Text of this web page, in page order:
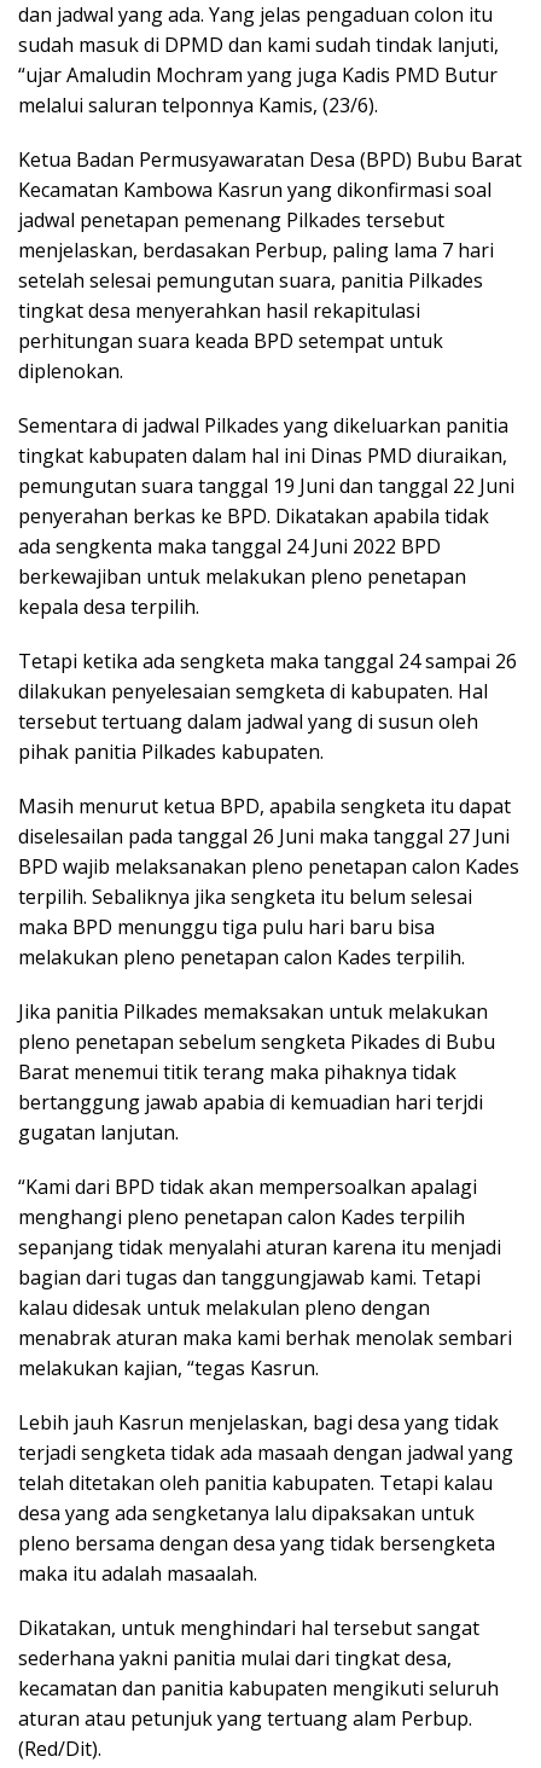
dan jadwal yang ada. Yang jelas pengaduan colon itu
sudah masuk di DPMD dan kami sudah tindak lanjuti,
“ujar Amaludin Mochram yang juga Kadis PMD Butur
melalui saluran telponnya Kamis, (23/6).
Ketua Badan Permusyawaratan Desa (BPD) Bubu Barat
Kecamatan Kambowa Kasrun yang dikonfirmasi soal
jadwal penetapan pemenang Pilkades tersebut
menjelaskan, berdasakan Perbup, paling lama 7 hari
setelah selesai pemungutan suara, panitia Pilkades
tingkat desa menyerahkan hasil rekapitulasi
perhitungan suara keada BPD setempat untuk
diplenokan.
Sementara di jadwal Pilkades yang dikeluarkan panitia
tingkat kabupaten dalam hal ini Dinas PMD diuraikan,
pemungutan suara tanggal 19 Juni dan tanggal 22 Juni
penyerahan berkas ke BPD. Dikatakan apabila tidak
ada sengkenta maka tanggal 24 Juni 2022 BPD
berkewajiban untuk melakukan pleno penetapan
kepala desa terpilih.
Tetapi ketika ada sengketa maka tanggal 24 sampai 26
dilakukan penyelesaian semgketa di kabupaten. Hal
tersebut tertuang dalam jadwal yang di susun oleh
pihak panitia Pilkades kabupaten.
Masih menurut ketua BPD, apabila sengketa itu dapat
diselesailan pada tanggal 26 Juni maka tanggal 27 Juni
BPD wajib melaksanakan pleno penetapan calon Kades
terpilih. Sebaliknya jika sengketa itu belum selesai
maka BPD menunggu tiga pulu hari baru bisa
melakukan pleno penetapan calon Kades terpilih.
Jika panitia Pilkades memaksakan untuk melakukan
pleno penetapan sebelum sengketa Pikades di Bubu
Barat menemui titik terang maka pihaknya tidak
bertanggung jawab apabia di kemuadian hari terjdi
gugatan lanjutan.
“Kami dari BPD tidak akan mempersoalkan apalagi
menghangi pleno penetapan calon Kades terpilih
sepanjang tidak menyalahi aturan karena itu menjadi
bagian dari tugas dan tanggungjawab kami. Tetapi
kalau didesak untuk melakulan pleno dengan
menabrak aturan maka kami berhak menolak sembari
melakukan kajian, “tegas Kasrun.
Lebih jauh Kasrun menjelaskan, bagi desa yang tidak
terjadi sengketa tidak ada masaah dengan jadwal yang
telah ditetakan oleh panitia kabupaten. Tetapi kalau
desa yang ada sengketanya lalu dipaksakan untuk
pleno bersama dengan desa yang tidak bersengketa
maka itu adalah masaalah.
Dikatakan, untuk menghindari hal tersebut sangat
sederhana yakni panitia mulai dari tingkat desa,
kecamatan dan panitia kabupaten mengikuti seluruh
aturan atau petunjuk yang tertuang alam Perbup.
(Red/Dit).